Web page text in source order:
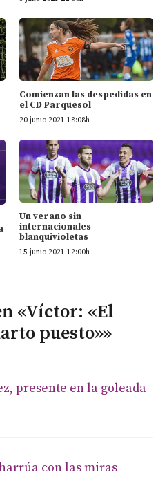
Comienzan las despedidas en
el CD Parquesol
20 junio 2021 18:08h
Un verano sin
internacionales
blanquivioletas
15 junio 2021 12:00h
«Víctor: «El
puesto»»
presente en la goleada
con las miras